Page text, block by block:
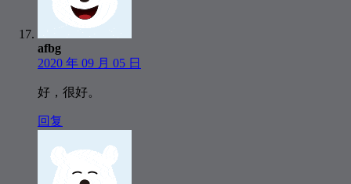
afbg
2020 年 09 月 05 日
好，很好。
回复